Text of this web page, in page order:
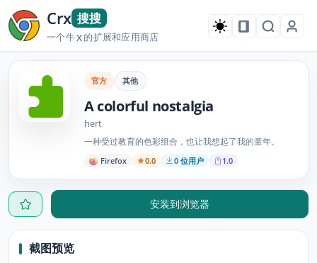
Crx 搜搜
一个牛X的扩展和应用商店
官方 其他
A colorful nostalgia
hert
一种受过教育的色彩组合，也让我想起了我的童年。
Firefox 0.0 0 位用户 1.0
安装到浏览器
截图预览